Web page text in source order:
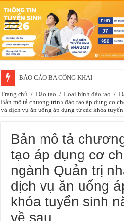
BÁO CÁO BA CÔNG KHAI
Trang chủ / Đào tạo / Loại hình đào tạo /
Bản mô tả chương trình đào tạo áp dụng cơ
và dịch vụ ăn uống áp dụng từ các khóa
Bản mô tả
tạo áp dụng cơ
ngành Quản trị
dịch vụ ăn uống
khóa tuyển sinh
về sau